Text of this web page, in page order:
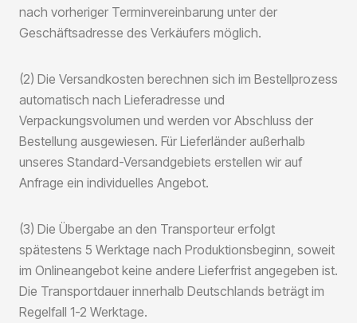
nach vorheriger Terminvereinbarung unter der
Geschäftsadresse des Verkäufers möglich.
(2) Die Versandkosten berechnen sich im Bestellprozess
automatisch nach Lieferadresse und
Verpackungsvolumen und werden vor Abschluss der
Bestellung ausgewiesen. Für Lieferländer außerhalb
unseres Standard-Versandgebiets erstellen wir auf
Anfrage ein individuelles Angebot.
(3) Die Übergabe an den Transporteur erfolgt
spätestens 5 Werktage nach Produktionsbeginn, soweit
im Onlineangebot keine andere Lieferfrist angegeben ist.
Die Transportdauer innerhalb Deutschlands beträgt im
Regelfall 1-2 Werktage.